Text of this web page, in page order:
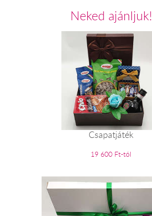
Neked ajánljuk!
Csapatjáték
19 600 Ft-tól